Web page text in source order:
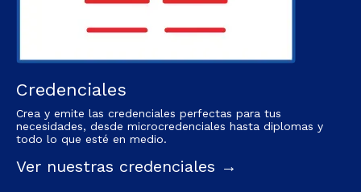
Credenciales
Crea y emite las credenciales perfectas para tus
necesidades, desde microcredenciales hasta diplomas y
todo lo que esté en medio.
Ver nuestras credenciales →